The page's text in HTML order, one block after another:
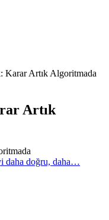
Karar Artık Algoritmada
Artık
daha doğru, daha…